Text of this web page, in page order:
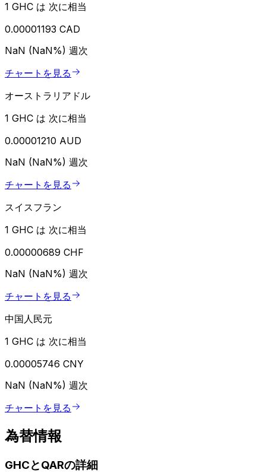
1 GHC は 次に相当
0.00001193 CAD
NaN (NaN%) 週次
チャートを見る
オーストラリアドル
1 GHC は 次に相当
0.00001210 AUD
NaN (NaN%) 週次
チャートを見る
スイスフラン
1 GHC は 次に相当
0.00000689 CHF
NaN (NaN%) 週次
チャートを見る
中国人民元
1 GHC は 次に相当
0.00005746 CNY
NaN (NaN%) 週次
チャートを見る
為替情報
GHCとQARの詳細